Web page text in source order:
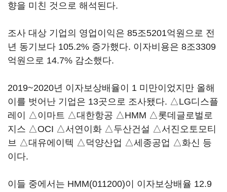
향을 미친 것으로 해석된다.
조사 대상 기업의 영업이익은 85조5201억원으로 전
년 동기보다 105.2% 증가했다. 이자비용은 8조3309
억원으로 14.7% 감소했다.
2019~2020년 이자보상배율이 1 미만이었지만 올해
이를 벗어난 기업은 13곳으로 조사됐다. △LG디스플
레이 △이마트 △대한항공 △HMM △롯데글로벌로
지스 △OCI △서연이화 △두산건설 △서진오토모티
브 △대유에이텍 △덕양산업 △세종공업 △화신 등
이다.
이들 중에서는 HMM(011200)이 이자보상배율 12.9